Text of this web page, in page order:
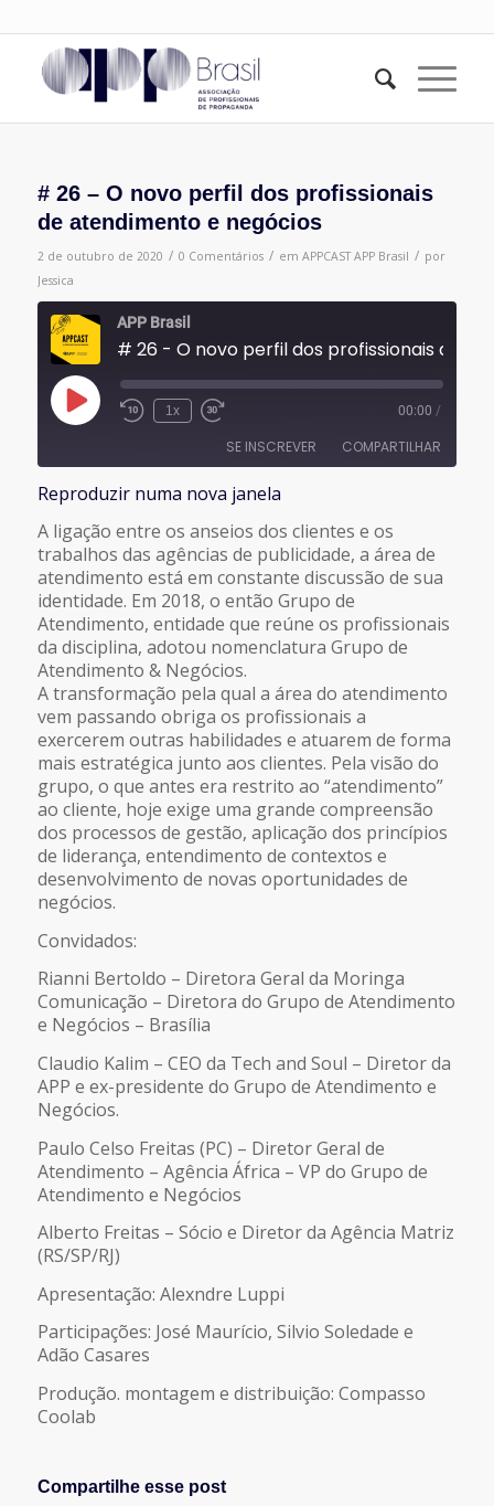
# 26 – O novo perfil dos profissionais
de atendimento e negócios
2 de outubro de 2020 / 0 Comentários / em APPCAST APP Brasil / por
Jessica
APP Brasil
Reproduzir
episódio
1x 00:00 /
SE INSCREVER COMPARTILHAR
FEED RSS
LINK
INCORPORAR
Reproduzir numa nova janela
A ligação entre os anseios dos clientes e os
trabalhos das agências de publicidade, a área de
atendimento está em constante discussão de sua
identidade. Em 2018, o então Grupo de
Atendimento, entidade que reúne os profissionais
da disciplina, adotou nomenclatura Grupo de
Atendimento & Negócios.
A transformação pela qual a área do atendimento
vem passando obriga os profissionais a
exercerem outras habilidades e atuarem de forma
mais estratégica junto aos clientes. Pela visão do
grupo, o que antes era restrito ao “atendimento”
ao cliente, hoje exige uma grande compreensão
dos processos de gestão, aplicação dos princípios
de liderança, entendimento de contextos e
desenvolvimento de novas oportunidades de
negócios.
Convidados:
Rianni Bertoldo – Diretora Geral da Moringa
Comunicação – Diretora do Grupo de Atendimento
e Negócios – Brasília
Claudio Kalim – CEO da Tech and Soul – Diretor da
APP e ex-presidente do Grupo de Atendimento e
Negócios.
Paulo Celso Freitas (PC) – Diretor Geral de
Atendimento – Agência África – VP do Grupo de
Atendimento e Negócios
Alberto Freitas – Sócio e Diretor da Agência Matriz
(RS/SP/RJ)
Apresentação: Alexndre Luppi
Participações: José Maurício, Silvio Soledade e
Adão Casares
Produção. montagem e distribuição: Compasso
Coolab
Compartilhe esse post